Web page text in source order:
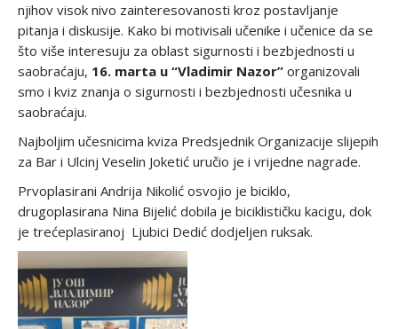
njihov visok nivo zainteresovanosti kroz postavljanje
pitanja i diskusije. Kako bi motivisali učenike i učenice da se
što više interesuju za oblast sigurnosti i bezbjednosti u
saobraćaju, 16. marta u “Vladimir Nazor” organizovali
smo i kviz znanja o sigurnosti i bezbjednosti učesnika u
saobraćaju.
Najboljim učesnicima kviza Predsjednik Organizacije slijepih
za Bar i Ulcinj Veselin Joketić uručio je i vrijedne nagrade.
Prvoplasirani Andrija Nikolić osvojio je biciklo,
drugoplasirana Nina Bijelić dobila je biciklističku kacigu, dok
je trećeplasiranoj Ljubici Dedić dodjeljen ruksak.